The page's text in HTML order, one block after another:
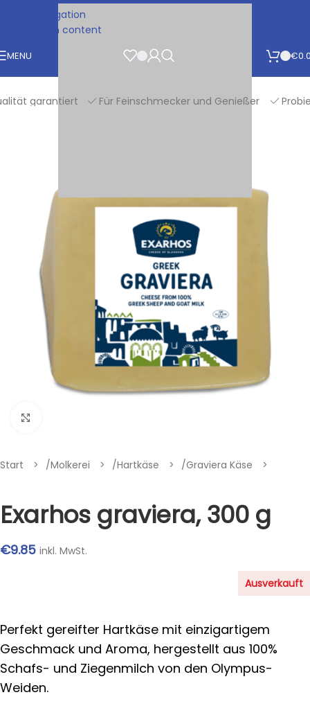
Skip to navigation
Skip to main content
MENU €
garantiert Für Feinschmecker und Genießer
Start /Molkerei /Hartkäse /Graviera Käse
Exarhos graviera, 300 g
€9.85 inkl. MwSt.
Ausverkauft
Perfekt gereifter Hartkäse mit einzigartigem
Geschmack und Aroma, hergestellt aus 100%
Schafs- und Ziegenmilch von den Olympus-
Weiden.